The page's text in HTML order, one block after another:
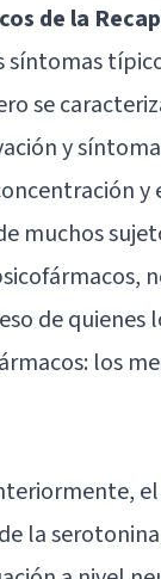
de la
síntomas
se
y
muchos
de quienes
los
la